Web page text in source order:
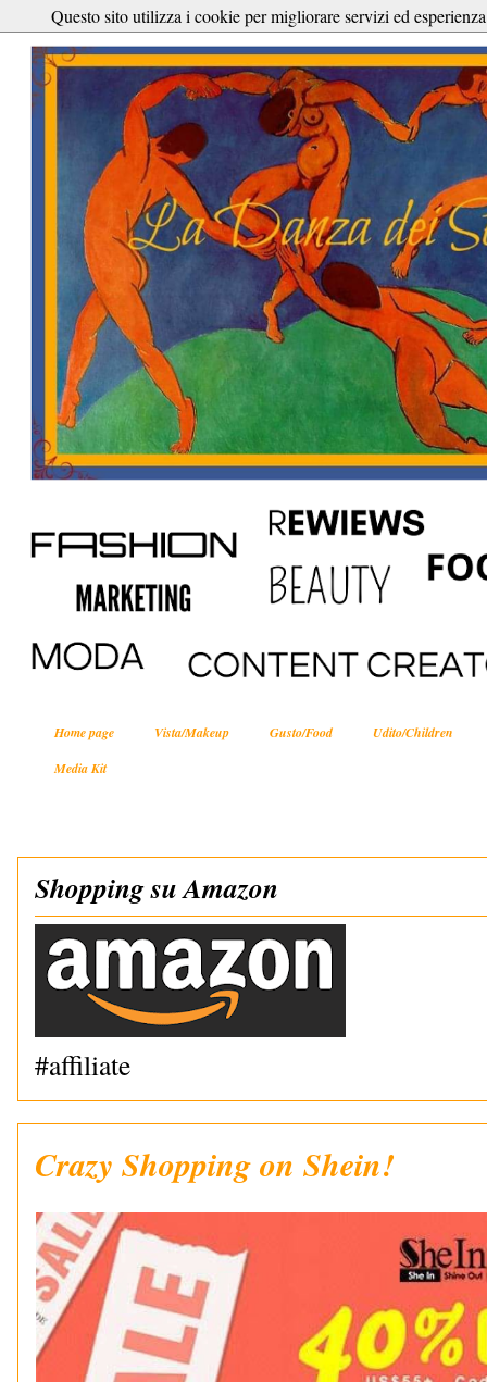
Home page Vista/Makeup Gusto/Food
Udito/Children
Media Kit
Shopping su Amazon
#affiliate
Crazy Shopping on Shein!
Questo sito utilizza i cookie per migliorare servizi ed